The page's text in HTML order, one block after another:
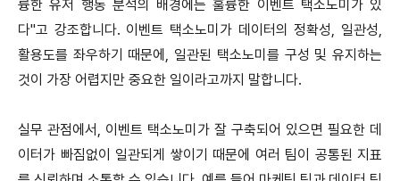
륭한 유저 행동 분석의 배경에는 훌륭한 이벤트 택소노미가 있
다"고 강조합니다. 이벤트 택소노미가 데이터의 정확성, 일관성,
활용도를 좌우하기 때문에, 일관된 택소노미를 구성 및 유지하는
것이 가장 어렵지만 중요한 일이라고까지 말합니다.
실무 관점에서, 이벤트 택소노미가 잘 구축되어 있으면 필요한 데
이터가 빠짐없이 일관되게 쌓이기 때문에 여러 팀이 공통된 지표